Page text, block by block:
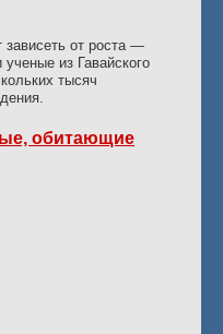
от роста —
из Гавайского
тысяч
обитающие